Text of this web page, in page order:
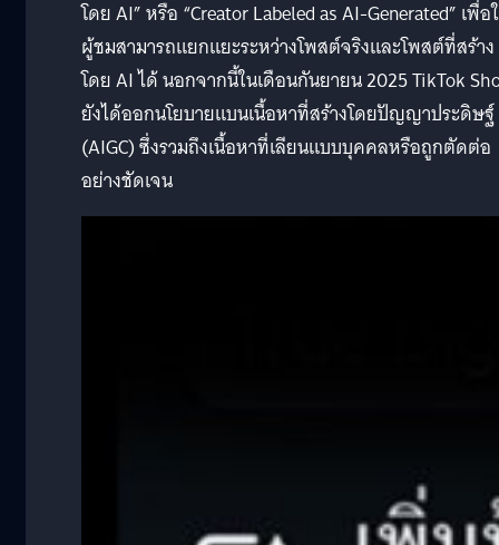
โดย AI” หรือ “Creator Labeled as AI-Generated” เพื่อ
ผู้ชมสามารถแยกแยะระหว่างโพสต์จริงและโพสต์ที่สร้าง
โดย AI ได้ นอกจากนี้ในเดือนกันยายน 2025 TikTok
ยังได้ออกนโยบายแบนเนื้อหาที่สร้างโดยปัญญาประดิษฐ์
(AIGC) ซึ่งรวมถึงเนื้อหาที่เลียนแบบบุคคลหรือถูกตัดต่อ
อย่างชัดเจน